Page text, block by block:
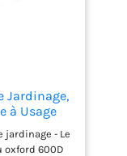
Jardinage,
à Usage
Bois
Les
jardinage - Le
600D